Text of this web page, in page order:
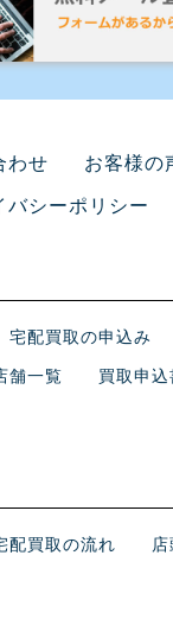
わせ お客様の
バシーポリシー
宅配買取の申込み
舗一覧 買取申込
配買取の流れ